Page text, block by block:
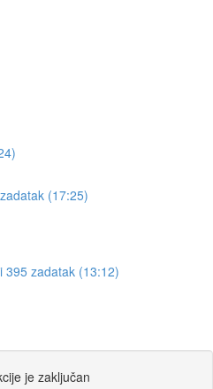
(17:25)
395 zadatak (13:12)
je zaključan